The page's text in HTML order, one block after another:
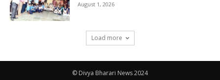
August 1, 2026
Load more
© Divya Bharari News 2024